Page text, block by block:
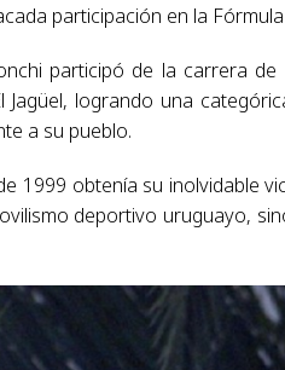
participación en la
participó de la carrera
Jagüel, logrando una
a su pueblo.
1999 obtenía su inolvidable
deportivo uruguayo,